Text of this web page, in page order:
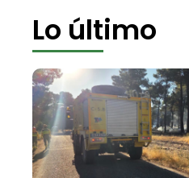
Lo último